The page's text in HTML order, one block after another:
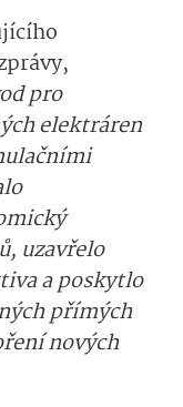
pro
elektráren
uzavřelo
a poskytlo
přímých
nových